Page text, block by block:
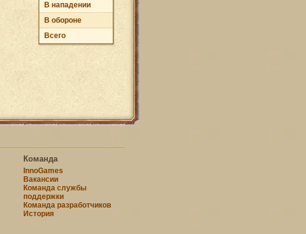
В нападении
В обороне
Всего
Команда
InnoGames
Вакансии
Команда службы
поддержки
Команда разработчиков
История